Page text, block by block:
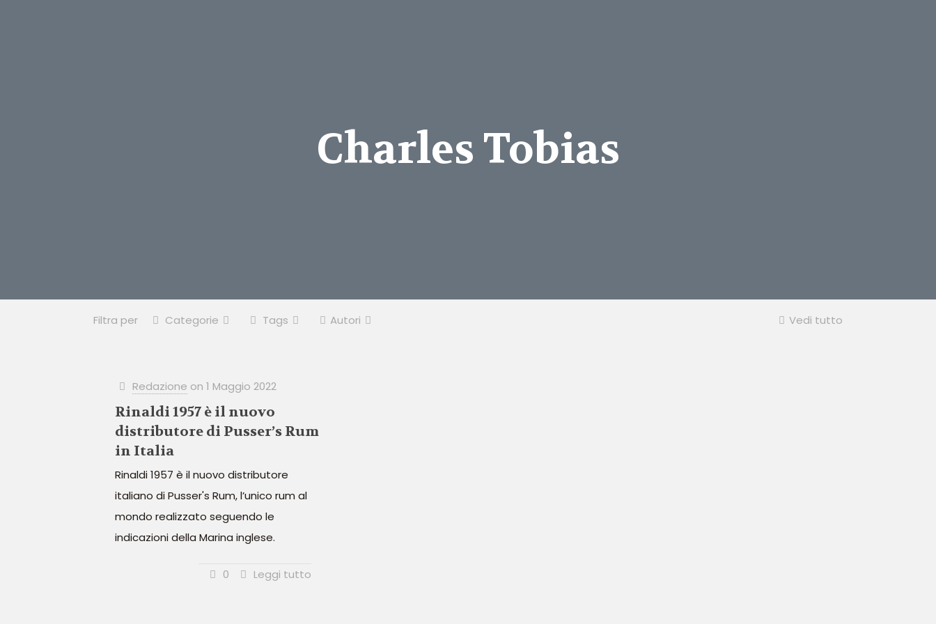
Charles Tobias
Filtra per Categorie Tags Autori Vedi tutto
Redazione on 1 Maggio 2022
Rinaldi 1957 è il nuovo
distributore di Pusser’s Rum
in Italia
Rinaldi 1957 è il nuovo distributore
italiano di Pusser's Rum, l’unico rum al
mondo realizzato seguendo le
indicazioni della Marina inglese.
0 Leggi tutto